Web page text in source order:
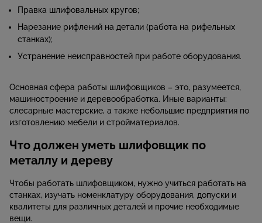
Правка шлифовальных кругов;
Нарезание рифлений на детали (работа на рифельных
станках);
Устранение неисправностей при работе оборудования.
Основная сфера работы шлифовщиков – это, разумеется,
машиностроение и деревообработка. Иные варианты:
слесарные мастерские, а также небольшие предприятия по
изготовлению мебели и стройматериалов.
Что должен уметь шлифовщик по
металлу и дереву
Чтобы работать шлифовщиком, нужно учиться работать на
станках, изучать номенклатуру оборудования, допуски и
квалитеты для различных деталей и прочие необходимые
вещи.